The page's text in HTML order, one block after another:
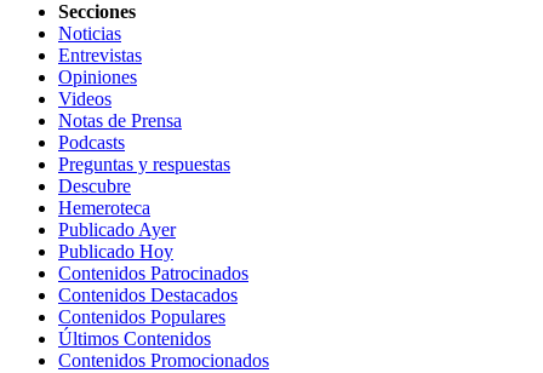
Secciones
Noticias
Entrevistas
Opiniones
Videos
Notas de Prensa
Podcasts
Preguntas y respuestas
Descubre
Hemeroteca
Publicado Ayer
Publicado Hoy
Contenidos Patrocinados
Contenidos Destacados
Contenidos Populares
Últimos Contenidos
Contenidos Promocionados